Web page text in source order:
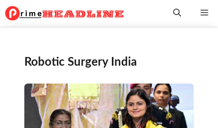
Skip
to
Robotic Surgery India